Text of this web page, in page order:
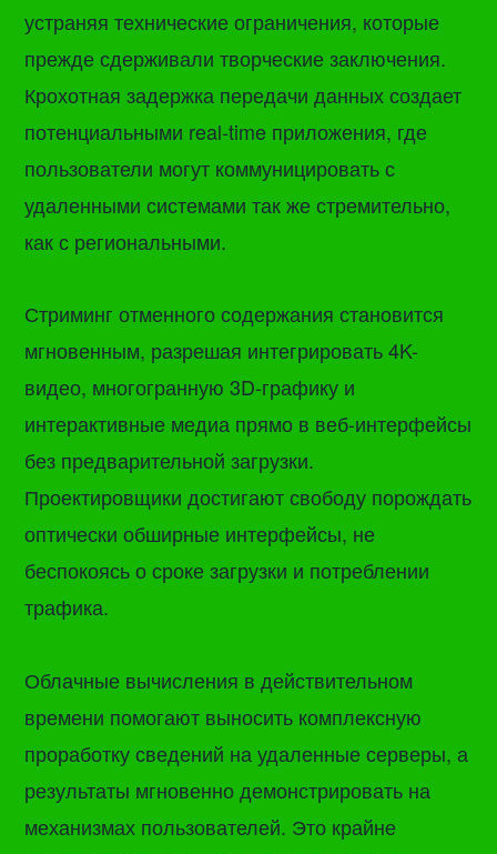
устраняя технические ограничения, которые
прежде сдерживали творческие заключения.
Крохотная задержка передачи данных создает
потенциальными real-time приложения, где
пользователи могут коммуницировать с
удаленными системами так же стремительно,
как с региональными.
Стриминг отменного содержания становится
мгновенным, разрешая интегрировать 4K-
видео, многогранную 3D-графику и
интерактивные медиа прямо в веб-интерфейсы
без предварительной загрузки.
Проектировщики достигают свободу порождать
оптически обширные интерфейсы, не
беспокоясь о сроке загрузки и потреблении
трафика.
Облачные вычисления в действительном
времени помогают выносить комплексную
проработку сведений на удаленные серверы, а
результаты мгновенно демонстрировать на
механизмах пользователей. Это крайне